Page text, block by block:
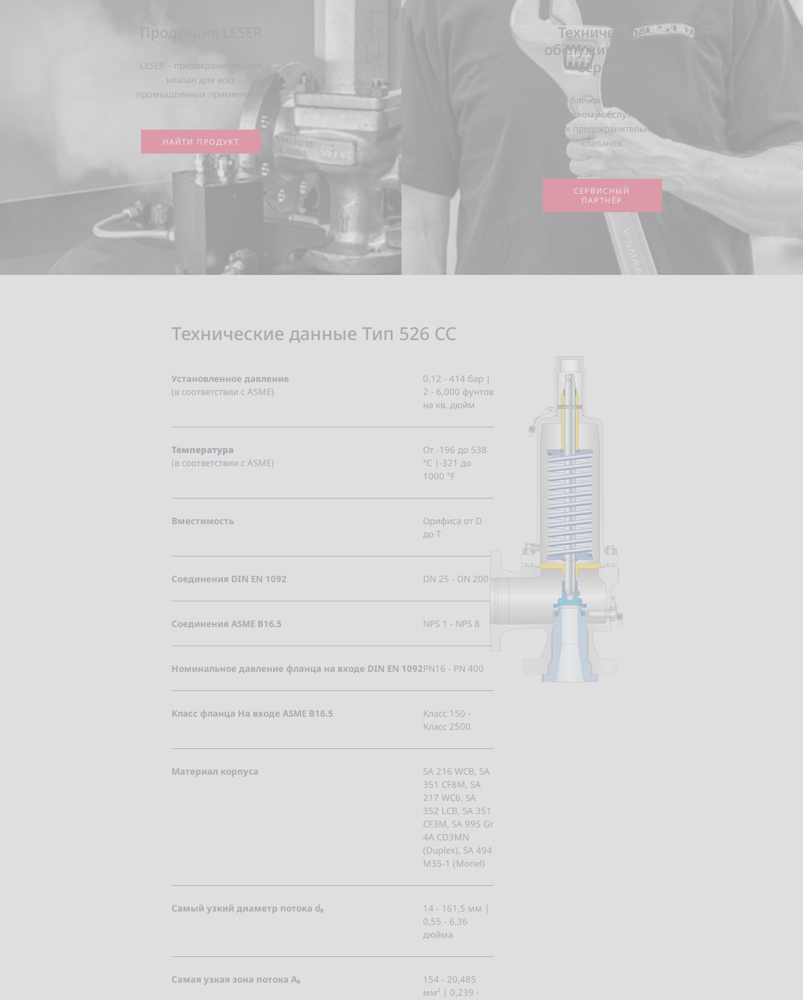
Продукция LESER
LESER – предохранительный
клапан для всех
промышленных применений.
НАЙТИ ПРОДУКТ
Техническое
обслуживание и
сервис
Найти ближайший центр по
техническому обслуживанию
ваших предохранительных
клапанов.
СЕРВИСНЫЙ
ПАРТНЁР
Технические данные Тип 526 CC
Установленное давление
(в соответствии с ASME)
0,12 - 414 бар |
2 - 6,000 фунтов
на кв. дюйм
Температура
(в соответствии с ASME)
От -196 до 538
°C |-321 до
1000 °F
Вместимость
Орифиса от D
до T
Соединения DIN EN 1092 DN 25 - DN 200
Соединения ASME B16.5 NPS 1 - NPS 8
Номинальное давление фланца на входе DIN EN 1092PN16 - PN 400
Класс фланца На входе ASME B16.5
Класс 150 -
Класс 2500
Материал корпуса
SA 216 WCB, SA
351 CF8M, SA
217 WC6, SA
352 LCB, SA 351
CF3M, SA 995 Gr
4A CD3MN
(Duplex), SA 494
M35-1 (Monel)
Самый узкий диаметр потока d₀
14 - 161,5 мм |
0,55 - 6,36
дюйма
Самая узкая зона потока A₀
154 - 20,485
мм² | 0,239 -